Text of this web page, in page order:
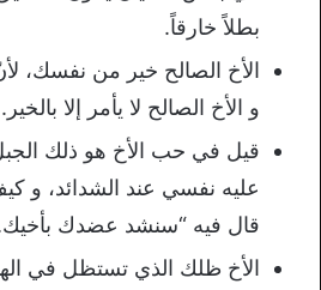
بطلاً خارقاً.
الأخ الصالح خير من نفسك،
و الأخ الصالح لا يأمر إلا بالخير.
قيل في حب الأخ هو ذلك
عليه نفسي عند الشدائد، و
قال فيه “سنشد عضدك
الأخ ظلك الذي تستظل في